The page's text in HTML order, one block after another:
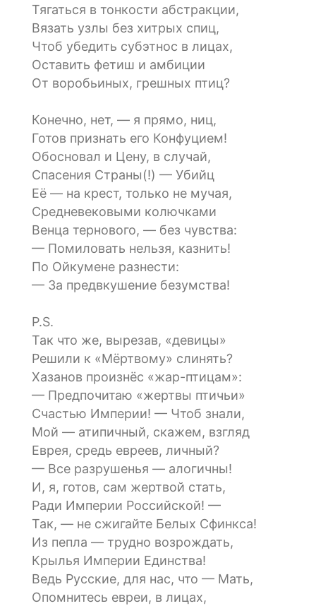
Тягаться в тонкости абстракции,
Вязать узлы без хитрых спиц,
Чтоб убедить субэтнос в лицах,
Оставить фетиш и амбиции
От воробьиных, грешных птиц?
Конечно, нет, — я прямо, ниц,
Готов признать его Конфуцием!
Обосновал и Цену, в случай,
Спасения Страны(!) — Убийц
Её — на крест, только не мучая,
Средневековыми колючками
Венца тернового, — без чувства:
— Помиловать нельзя, казнить!
По Ойкумене разнести:
— За предвкушение безумства!
P.S.
Так что же, вырезав, «девицы»
Решили к «Мёртвому» слинять?
Хазанов произнёс «жар-птицам»:
— Предпочитаю «жертвы птичьи»
Счастью Империи! — Чтоб знали,
Мой — атипичный, скажем, взгляд
Еврея, средь евреев, личный?
— Все разрушенья — алогичны!
И, я, готов, сам жертвой стать,
Ради Империи Российской! —
Так, — не сжигайте Белых Сфинкса!
Из пепла — трудно возрождать,
Крылья Империи Единства!
Ведь Русские, для нас, что — Мать,
Опомнитесь евреи, в лицах,